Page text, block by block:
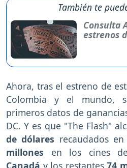
También te
Consulta
estrenos
Ahora, tras el estreno de
Colombia y el mundo,
primeros datos de
DC. Y es que "The Flash"
de dólares recaudados
millones en los cines de
Canadá y los restantes74